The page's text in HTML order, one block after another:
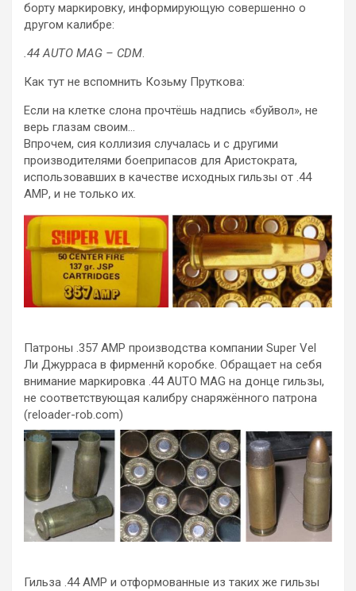
борту маркировку, информирующую совершенно о
другом калибре:
.44 AUTO MAG – CDM.
Как тут не вспомнить Козьму Пруткова:
Если на клетке слона прочтёшь надпись «буйвол», не
верь глазам своим…
Впрочем, сия коллизия случалась и с другими
производителями боеприпасов для Аристократа,
использовавших в качестве исходных гильзы от .44
АМР, и не только их.
Патроны .357 АМР производства компании Super Vel
Ли Джурраса в фирменнй коробке. Обращает на себя
внимание маркировка .44 AUTO MAG на донце гильзы,
не соответствующая калибру снаряжённого патрона
(reloader-rob.com)
Гильза .44 АМР и отформованные из таких же гильзы